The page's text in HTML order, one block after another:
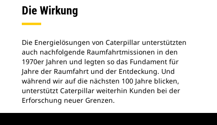
Die Wirkung
Die Energielösungen von Caterpillar unterstützten
auch nachfolgende Raumfahrtmissionen in den
1970er Jahren und legten so das Fundament für
Jahre der Raumfahrt und der Entdeckung. Und
während wir auf die nächsten 100 Jahre blicken,
unterstützt Caterpillar weiterhin Kunden bei der
Erforschung neuer Grenzen.